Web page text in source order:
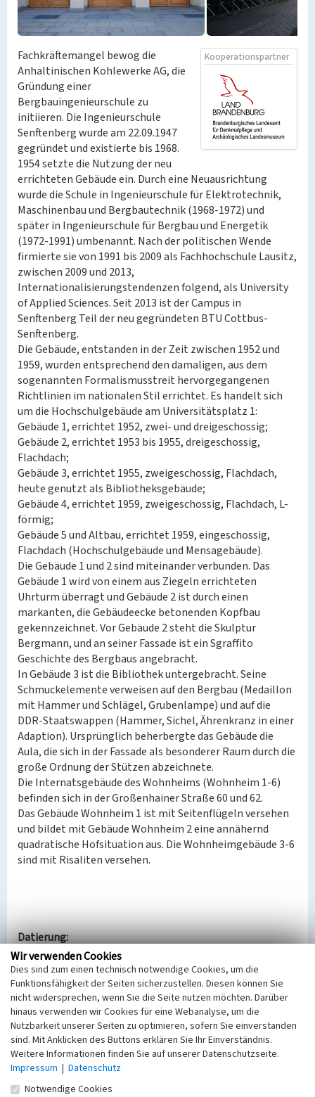
Kooperationspartner
Fachkräftemangel bewog die
Anhaltinischen Kohlewerke AG, die
Gründung einer
Bergbauingenieurschule zu
initiieren. Die Ingenieurschule
Senftenberg wurde am 22.09.1947
gegründet und existierte bis 1968.
1954 setzte die Nutzung der neu
errichteten Gebäude ein. Durch eine Neuausrichtung
wurde die Schule in Ingenieurschule für Elektrotechnik,
Maschinenbau und Bergbautechnik (1968-1972) und
später in Ingenieurschule für Bergbau und Energetik
(1972-1991) umbenannt. Nach der politischen Wende
firmierte sie von 1991 bis 2009 als Fachhochschule Lausitz,
zwischen 2009 und 2013,
Internationalisierungstendenzen folgend, als University
of Applied Sciences. Seit 2013 ist der Campus in
Senftenberg Teil der neu gegründeten BTU Cottbus-
Senftenberg.
Die Gebäude, entstanden in der Zeit zwischen 1952 und
1959, wurden entsprechend den damaligen, aus dem
sogenannten Formalismusstreit hervorgegangenen
Richtlinien im nationalen Stil errichtet. Es handelt sich
um die Hochschulgebäude am Universitätsplatz 1:
Gebäude 1, errichtet 1952, zwei- und dreigeschossig;
Gebäude 2, errichtet 1953 bis 1955, dreigeschossig,
Flachdach;
Gebäude 3, errichtet 1955, zweigeschossig, Flachdach,
heute genutzt als Bibliotheksgebäude;
Gebäude 4, errichtet 1959, zweigeschossig, Flachdach, L-
förmig;
Gebäude 5 und Altbau, errichtet 1959, eingeschossig,
Flachdach (Hochschulgebäude und Mensagebäude).
Die Gebäude 1 und 2 sind miteinander verbunden. Das
Gebäude 1 wird von einem aus Ziegeln errichteten
Uhrturm überragt und Gebäude 2 ist durch einen
markanten, die Gebäudeecke betonenden Kopfbau
gekennzeichnet. Vor Gebäude 2 steht die Skulptur
Bergmann, und an seiner Fassade ist ein Sgraffito
Geschichte des Bergbaus angebracht.
In Gebäude 3 ist die Bibliothek untergebracht. Seine
Schmuckelemente verweisen auf den Bergbau (Medaillon
mit Hammer und Schlägel, Grubenlampe) und auf die
DDR-Staatswappen (Hammer, Sichel, Ährenkranz in einer
Adaption). Ursprünglich beherbergte das Gebäude die
Aula, die sich in der Fassade als besonderer Raum durch die
große Ordnung der Stützen abzeichnete.
Die Internatsgebäude des Wohnheims (Wohnheim 1-6)
befinden sich in der Großenhainer Straße 60 und 62.
Das Gebäude Wohnheim 1 ist mit Seitenflügeln versehen
und bildet mit Gebäude Wohnheim 2 eine annähernd
quadratische Hofsituation aus. Die Wohnheimgebäude 3-6
sind mit Risaliten versehen.
Datierung:
Erbauung: 1952-1959
Quellen/Literaturangaben:
Dehio Brandenburg, 2012, S. 1051
https://www.b-tu.de/campusplan/campus-
senftenberg#toggle_building_12 (Zugriff am
25.4.2022)
https://www.niederlausitz-
aktuell.de/oberspreewald-
lausitz/senftenberg/68029/btu-ausstellung-70-
Wir verwenden Cookies
Dies sind zum einen technisch notwendige Cookies, um die
Funktionsfähigkeit der Seiten sicherzustellen. Diesen können Sie
nicht widersprechen, wenn Sie die Seite nutzen möchten. Darüber
hinaus verwenden wir Cookies für eine Webanalyse, um die
Nutzbarkeit unserer Seiten zu optimieren, sofern Sie einverstanden
sind. Mit Anklicken des Buttons erklären Sie Ihr Einverständnis.
Weitere Informationen finden Sie auf unserer Datenschutzseite.
Impressum | Datenschutz
Notwendige Cookies